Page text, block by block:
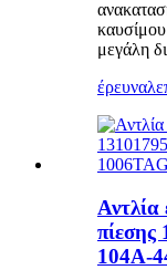
καυσίμου
μεγάλη
έρευνα
πίεσης
104A-